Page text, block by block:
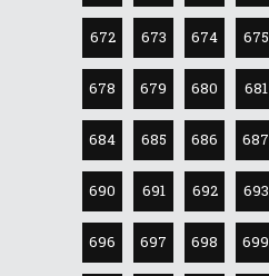
672 673 674 675
678 679 680 681
684 685 686 687
690 691 692 693
696 697 698 699